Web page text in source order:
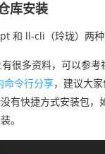
库安装
和 ll-cli（玲珑） 两
很多资料，可以参考
令行分享，建议大
有快捷方式安装包，
。